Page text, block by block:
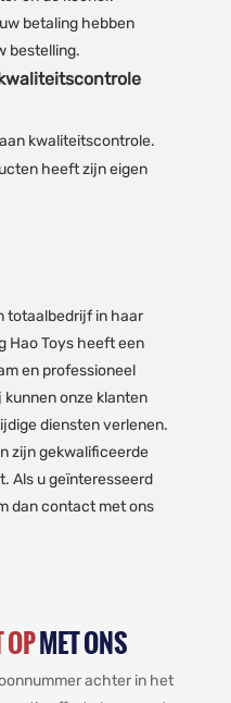
betaling hebben
bestelling.
kwaliteitscontrole.
heeft zijn eigen
totaalbedrijf in haar
Hao Toys heeft een
en professioneel
onze klanten
diensten verlenen.
zijn gekwalificeerde
Als u geïnteresseerd
dan contact met ons
OPMET ONS
achter in het